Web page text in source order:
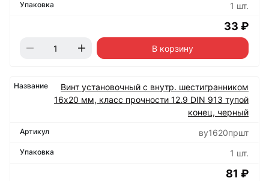
1 шт.
33 ₽
В корзину
Винт установочный с внутр. шестигранником
16х20 мм, класс прочности 12.9 DIN 913 тупой
конец, черный
ву1620пршт
1 шт.
81 ₽